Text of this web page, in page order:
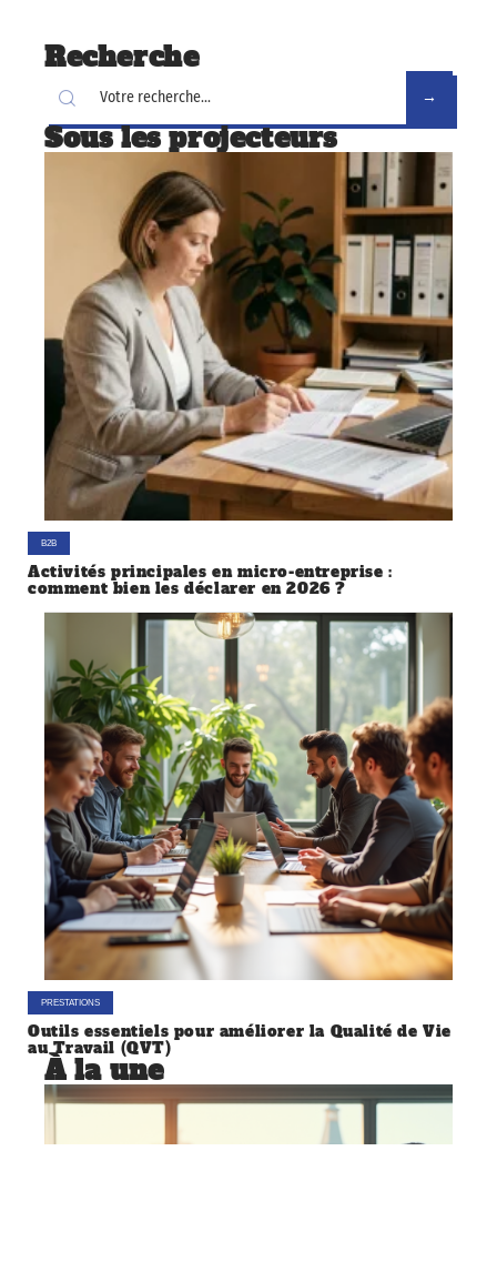
Recherche
Sous les projecteurs
B2B
Activités principales en micro-entreprise :
comment bien les déclarer en 2026 ?
PRESTATIONS
Outils essentiels pour améliorer la Qualité de Vie
au Travail (QVT)
À la une